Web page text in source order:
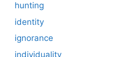
hunting
identity
ignorance
individuality